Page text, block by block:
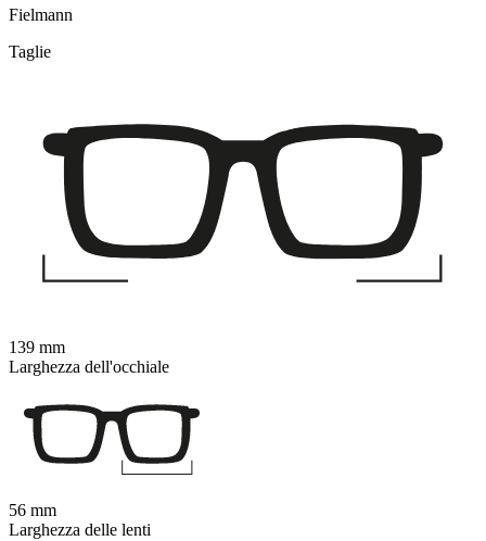
Fielmann
Taglie
139 mm
Larghezza dell'occhiale
56 mm
Larghezza delle lenti